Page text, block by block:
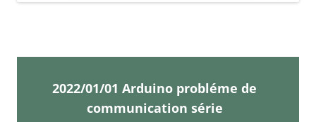
2022/01/01 Arduino probléme de
communication série